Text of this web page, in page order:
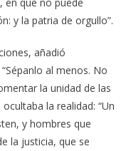
y la patria de orgullo”.
añadió
al menos. No
la unidad de las
la realidad: “Un
y hombres que
la justicia, que se